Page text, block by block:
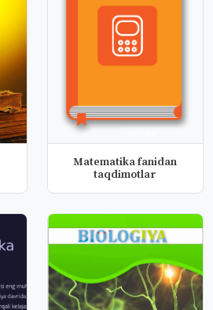
Matematika fanidan
taqdimotlar